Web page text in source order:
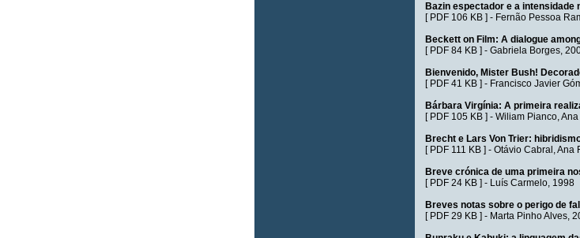
Bazin espectador e a
[ PDF 106 KB] - Fernão Pessoa
Beckett on Film: A dialogue
[ PDF 84 KB] - Gabriela Borges,
Bienvenido, Mister Bush!
[ PDF 41 KB] - Francisco Javier
Bárbara Virgínia: A primeira
[ PDF 105 KB] - Wiliam Pianco,
Brecht e Lars Von Trier:
[ PDF 111 KB] - Otávio Cabral ,Ana
Breve crónica de uma primeira
[ PDF 24 KB] - Luís Carmelo, 1998
Breves notas sobre o perigo de
[ PDF 29 KB] - Marta Pinho Alves,